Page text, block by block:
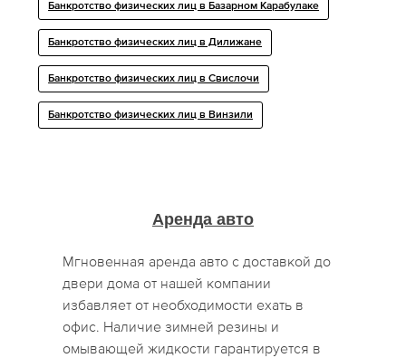
Банкротство физических лиц в Базарном Карабулаке
Банкротство физических лиц в Дилижане
Банкротство физических лиц в Свислочи
Банкротство физических лиц в Винзили
Аренда авто
Мгновенная аренда авто с доставкой до
двери дома от нашей компании
избавляет от необходимости ехать в
офис. Наличие зимней резины и
омывающей жидкости гарантируется в